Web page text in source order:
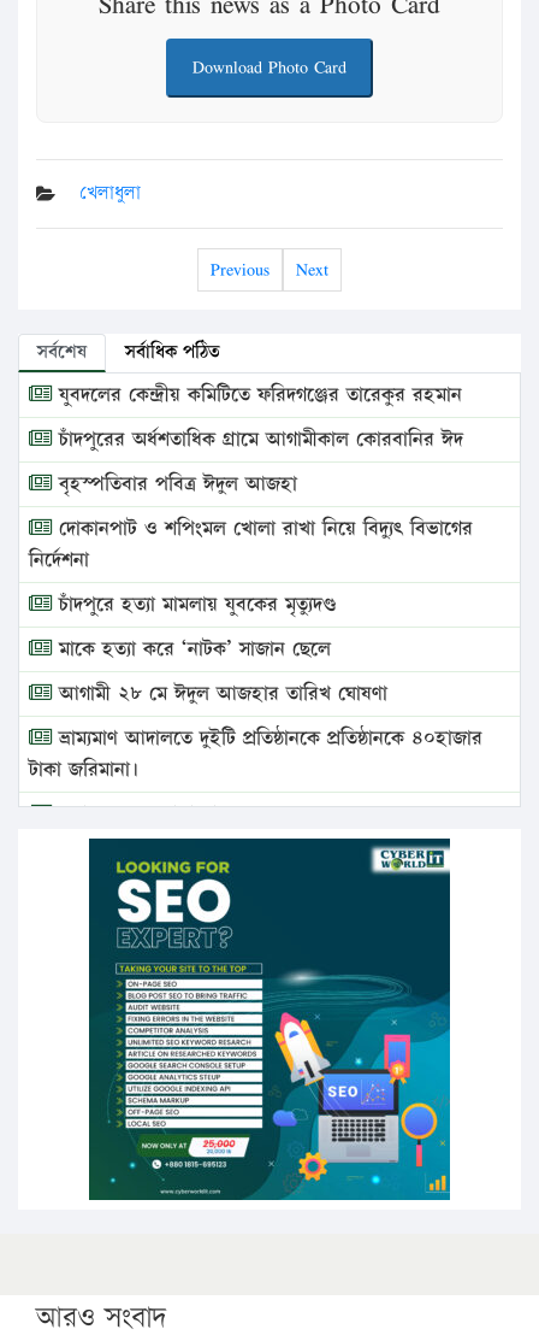
Download Photo Card
খেলাধুলা
Previous Next
সর্বশেষ সর্বাধিক পঠিত
যুবদলের কেন্দ্রীয় কমিটিতে ফরিদগঞ্জের তারেকুর রহমান
চাঁদপুরের অর্ধশতাধিক গ্রামে আগামীকাল কোরবানির ঈদ
বৃহস্পতিবার পবিত্র ঈদুল আজহা
দোকানপাট ও শপিংমল খোলা রাখা নিয়ে বিদ্যুৎ বিভাগের
নির্দেশনা
চাঁদপুরে হত্যা মামলায় যুবকের মৃত্যুদণ্ড
মাকে হত্যা করে ‘নাটক’ সাজান ছেলে
আগামী ২৮ মে ঈদুল আজহার তারিখ ঘোষণা
ভ্রাম্যমাণ আদালতে দুইটি প্রতিষ্ঠানকে প্রতিষ্ঠানকে ৪০হাজার
টাকা জরিমানা।
এবার লঞ্চের ভাড়া বাড়ল
১৭ থেকে ২১ শতাংশ বিদ্যুতের দাম বাড়ানোর প্রস্তাব পিডিবির
১৬ মে চাঁদপুর ও ২৫ মে ফেনী সফরে যাবেন প্রধানমন্ত্রী
উচ্চশিক্ষায় গৌরবময় অর্জন: পূর্ণ স্কলারশিপে যুক্তরাষ্ট্রে
পিএইচডি করছেন কুয়েটের কৃতি…
সারা দেশে বজ্রাঘাতে ১৪ জনের প্রাণহানি
কঠোর হচ্ছে এসএসসি ও এইচএসসি পরীক্ষা
ফরিদগঞ্জে আগুনে পুড়লো ৬ ব্যবসা প্রতিষ্ঠান
আরও সংবাদ